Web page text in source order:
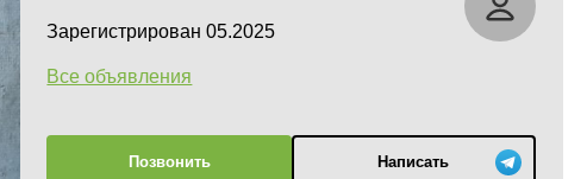
Зарегистрирован 05.2025
Все объявления
Позвонить Написать